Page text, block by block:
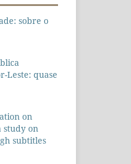
sobre o
Leste: quase
on
study on
subtitles